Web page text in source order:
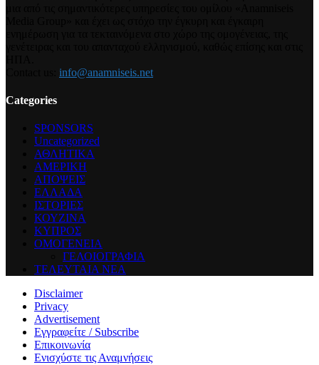
info@anamniseis.net
Categories
SPONSORS
Uncategorized
ΑΘΛΗΤΙΚΑ
ΑΜΕΡΙΚΗ
ΑΠΟΨΕΙΣ
ΕΛΛΑΔΑ
ΙΣΤΟΡΙΕΣ
ΚΟΥΖΙΝΑ
ΚΥΠΡΟΣ
ΟΜΟΓΕΝΕΙΑ
ΓΕΛΟΙΟΓΡΑΦΙΑ
ΤΕΛΕΥΤΑΙΑ ΝΕΑ
Disclaimer
Privacy
Advertisement
Εγγραφείτε / Subscribe
Επικοινωνία
Ενισχύστε τις Αναμνήσεις